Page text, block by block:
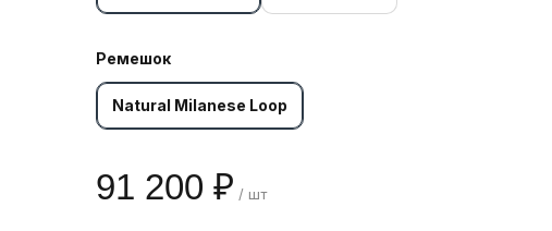
Ремешок
Natural Milanese Loop
91 200 ₽ / шт